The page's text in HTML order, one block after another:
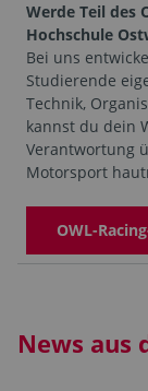
Werde Teil des
Hochschule
Bei uns
Studierende
Technik,
kannst du dein
Verantwortung
Motorsport
OWL-
News aus